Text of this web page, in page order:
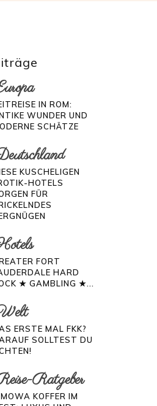
IN ROM:
WUNDER UND
SCHÄTZE
KUSCHELIGEN
HOTELS
FÜR
FORT
HARD
★ GAMBLING ★...
ERSTE MAL FKK?
SOLLTEST DU
Ratgeber
KOFFER IM